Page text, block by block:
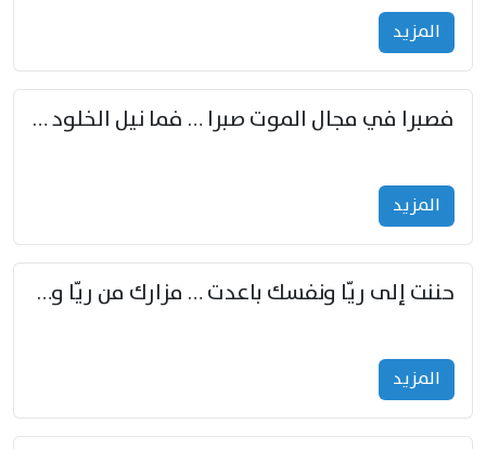
المزید
فصبرا في مجال الموت صبرا … فما نيل الخلود بمستطاع
المزید
حننت إلى ريّا ونفسك باعدت … مزارك من ريّا وشعباكما معا
المزید